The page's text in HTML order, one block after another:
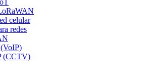
celular
redes
(CCTV)